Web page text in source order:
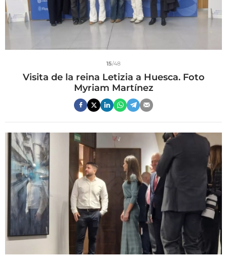
15/48
Visita de la reina Letizia a Huesca. Foto
Myriam Martínez